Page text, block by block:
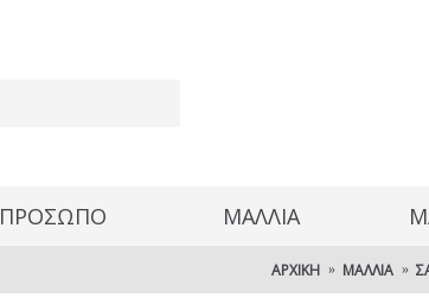
ΠΡΟΣΩΠΟ ΜΑΛΛΊΑ
ΑΡΧΙΚΉ ΜΑΛΛΙΆ